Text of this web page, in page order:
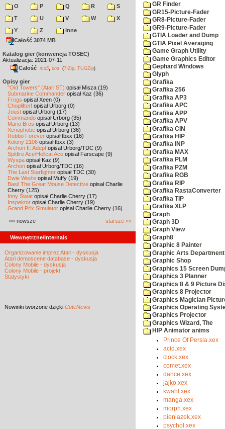
O
P Q R
S
T
U V W
X
Y
Z
inne
Całość 3074 MB
Katalog gier (konwencja TOSEC)
Aktualizacja: 2021-07-11
Całość md5 sha (7-Zip TUGZip)
Opisy gier
"Old Towers" (Atari ST) opisał Misza (19)
Submarine Commander opisał Kaz (36)
Frogs opisał Xeen (0)
Choplifter! opisał Urborg (0)
Joust opisał Urborg (17)
Commando opisał Urborg (35)
Mario Bros opisał Urborg (13)
Xenophobe opisał Urborg (36)
Robbo Forever opisał tbxx (16)
Kolony 2106 opisał tbxx (3)
Archon II: Adept opisał Urborg/TDC (9)
Spitfire Ace/Hellcat Ace opisał Farscape (9)
Wyspa opisał Kaz (9)
Archon opisał Urborg/TDC (16)
The Last Starfighter opisał TDC (30)
Dwie Wieże opisał Muffy (19)
Basil The Great Mouse Detective opisał Charlie
Cherry (125)
Inny Świat opisał Charlie Cherry (17)
Inspektor opisał Charlie Cherry (19)
Grand Prix Simulator opisał Charlie Cherry (16)
«« nowsze starsze »»
Wewnętrzne/Internals
Organizowanie imprez Atari - dyskusja
Atari demoscene database - dyskusja
Colony Mobile - dyskusja
Colony Mobile - projekt
Statystyki
Nowinki tworzone dzięki CuteNews
GR Finder
GR15-Picture-Fader
GR8-Picture-Fader
GR9-Picture-Fader
GTIA Loader and Dump
GTIA Pixel Averaging
Game Graph Utility
Game Graphics Editor
Gephard Windows
Glyph
Grafika
Grafika 256
Grafika AP3
Grafika APC
Grafika APP
Grafika APV
Grafika CIN
Grafika HIP
Grafika INP
Grafika MAX
Grafika PLM
Grafika PZM
Grafika RGB
Grafika RIP
Grafika RastaConverter
Grafika TIP
Grafika XLP
Graph
Graph 3D
Graph View
Graph8
Graphic 8 Painter
Graphic Arts Department
Graphic Shop
Graphics 15 Screen
Graphics 3 Planner
Graphics 8 & 9 Picture
Graphics 8 Projector
Graphics Magician
Graphics Operating
Graphics Projector
Graphics Wizard, The
HIP Animator anims
Prince Of Persia.xex
acid.xex
clock.xex
comet.xex
dance.xex
jajko.xex
kwahl.xex
manga.xex
morph.xex
pieniazek.xex
psychol.xex